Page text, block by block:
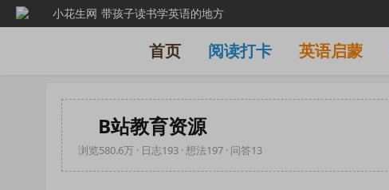
小花生网 带孩子读书学英语的地方
首页 阅读打卡 英语启蒙
B站教育资源
浏览580.6万 · 日志193 · 想法197 · 问答13